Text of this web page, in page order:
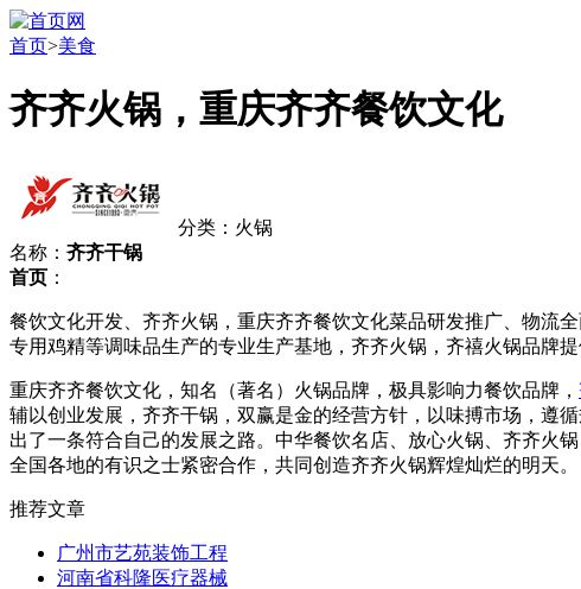
首页>美食
齐齐火锅，重庆齐齐餐饮文化
分类：火锅
名称：齐齐干锅
首页 ：
餐饮文化开发、齐齐火锅，重庆齐齐餐饮文化菜品研发推广、物流
专用鸡精等调味品生产的专业生产基地，齐齐火锅，齐禧火锅品牌
重庆齐齐餐饮文化，知名（著名）火锅品牌，极具影响力餐饮品牌，
辅以创业发展，齐齐干锅，双赢是金的经营方针，以味搏市场，遵
出了一条符合自己的发展之路。中华餐饮名店、放心火锅、齐齐火
全国各地的有识之士紧密合作，共同创造齐齐火锅辉煌灿烂的明天。
推荐文章
广州市艺苑装饰工程
河南省科隆医疗器械